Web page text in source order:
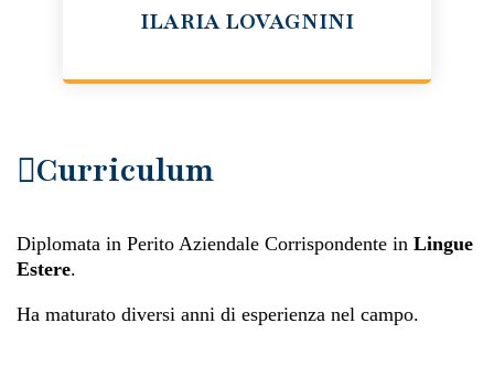
ILARIA LOVAGNINI
Curriculum
Diplomata in Perito Aziendale Corrispondente in Lingue
Estere.
Ha maturato diversi anni di esperienza nel campo.